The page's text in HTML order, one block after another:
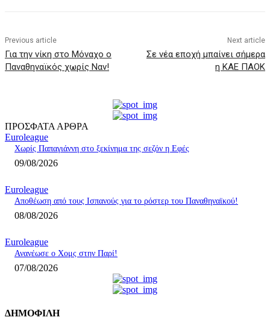
Previous article
Για την νίκη στο Μόναχο ο
Παναθηναϊκός χωρίς Ναν!
Next article
Σε νέα εποχή μπαίνει σήμερα
η ΚΑΕ ΠΑΟΚ
ΠΡΟΣΦΑΤΑ ΑΡΘΡΑ
Euroleague
Χωρίς Παπαγιάννη στο ξεκίνημα της σεζόν η Εφές
09/08/2026
Euroleague
Αποθέωση από τους Ισπανούς για το ρόστερ του Παναθηναϊκού!
08/08/2026
Euroleague
Ανανέωσε ο Χομς στην Παρί!
07/08/2026
ΔΗΜΟΦΙΛΗ